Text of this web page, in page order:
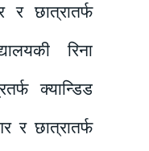
छात्रातर्फ
रिना
क्यान्डिड
र छात्रातर्फ